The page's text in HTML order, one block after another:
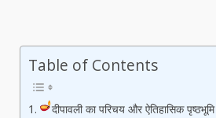
Table of Contents
दीपावली का परिचय और ऐतिहासिक पृष्ठभूमि